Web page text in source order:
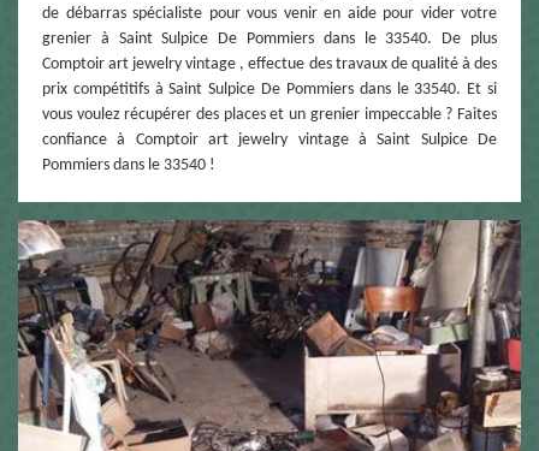
de débarras spécialiste pour vous venir en aide pour vider votre
grenier à Saint Sulpice De Pommiers dans le 33540. De plus
Comptoir art jewelry vintage , effectue des travaux de qualité à des
prix compétitifs à Saint Sulpice De Pommiers dans le 33540. Et si
vous voulez récupérer des places et un grenier impeccable ? Faites
confiance à Comptoir art jewelry vintage à Saint Sulpice De
Pommiers dans le 33540 !